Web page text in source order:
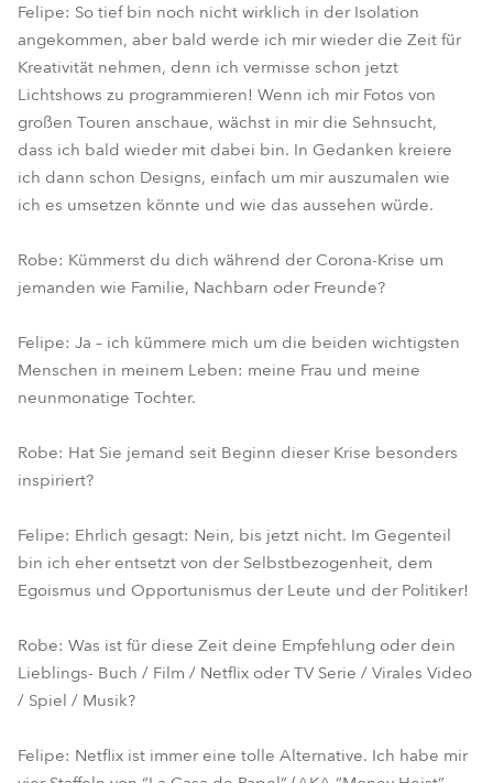
Felipe: So tief bin noch nicht wirklich in der Isolation
angekommen, aber bald werde ich mir wieder die Zeit für
Kreativität nehmen, denn ich vermisse schon jetzt
Lichtshows zu programmieren! Wenn ich mir Fotos von
großen Touren anschaue, wächst in mir die Sehnsucht,
dass ich bald wieder mit dabei bin. In Gedanken kreiere
ich dann schon Designs, einfach um mir auszumalen wie
ich es umsetzen könnte und wie das aussehen würde.
Robe: Kümmerst du dich während der Corona-Krise um
jemanden wie Familie, Nachbarn oder Freunde?
Felipe: Ja – ich kümmere mich um die beiden wichtigsten
Menschen in meinem Leben: meine Frau und meine
neunmonatige Tochter.
Robe: Hat Sie jemand seit Beginn dieser Krise besonders
inspiriert?
Felipe: Ehrlich gesagt: Nein, bis jetzt nicht. Im Gegenteil
bin ich eher entsetzt von der Selbstbezogenheit, dem
Egoismus und Opportunismus der Leute und der Politiker!
Robe: Was ist für diese Zeit deine Empfehlung oder dein
Lieblings- Buch / Film / Netflix oder TV Serie / Virales Video
/ Spiel / Musik?
Felipe: Netflix ist immer eine tolle Alternative. Ich habe mir